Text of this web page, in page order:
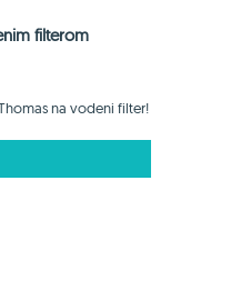
filterom
na vodeni filter!